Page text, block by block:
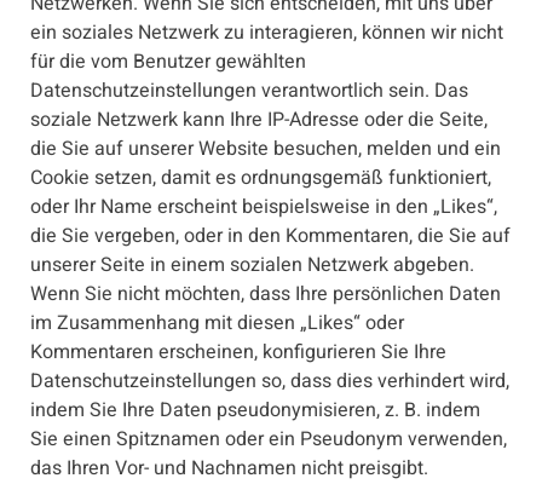
ein soziales Netzwerk zu interagieren, können wir nicht
für die vom Benutzer gewählten
Datenschutzeinstellungen verantwortlich sein. Das
soziale Netzwerk kann Ihre IP-Adresse oder die Seite,
die Sie auf unserer Website besuchen, melden und ein
Cookie setzen, damit es ordnungsgemäß funktioniert,
oder Ihr Name erscheint beispielsweise in den „Likes“,
die Sie vergeben, oder in den Kommentaren, die Sie auf
unserer Seite in einem sozialen Netzwerk abgeben.
Wenn Sie nicht möchten, dass Ihre persönlichen Daten
im Zusammenhang mit diesen „Likes“ oder
Kommentaren erscheinen, konfigurieren Sie Ihre
Datenschutzeinstellungen so, dass dies verhindert wird,
indem Sie Ihre Daten pseudonymisieren, z. B. indem
Sie einen Spitznamen oder ein Pseudonym verwenden,
das Ihren Vor- und Nachnamen nicht preisgibt.